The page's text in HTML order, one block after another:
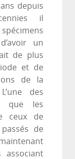
depuis
il
un
de plus
et de
de la
des
que les
ceux de
de
associant